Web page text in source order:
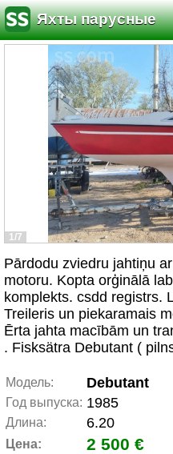
Яхты парусные
1/7
Pārdodu zviedru jahtiņu
motoru. Kopta orģinālā
komplekts. csdd registrs.
Treileris un piekaramais
Ērta jahta macībām un
. Fisksätra Debutant (
Модель: Debutant
Год выпуска: 1985
Длина: 6.20
Цена: 2 500 €